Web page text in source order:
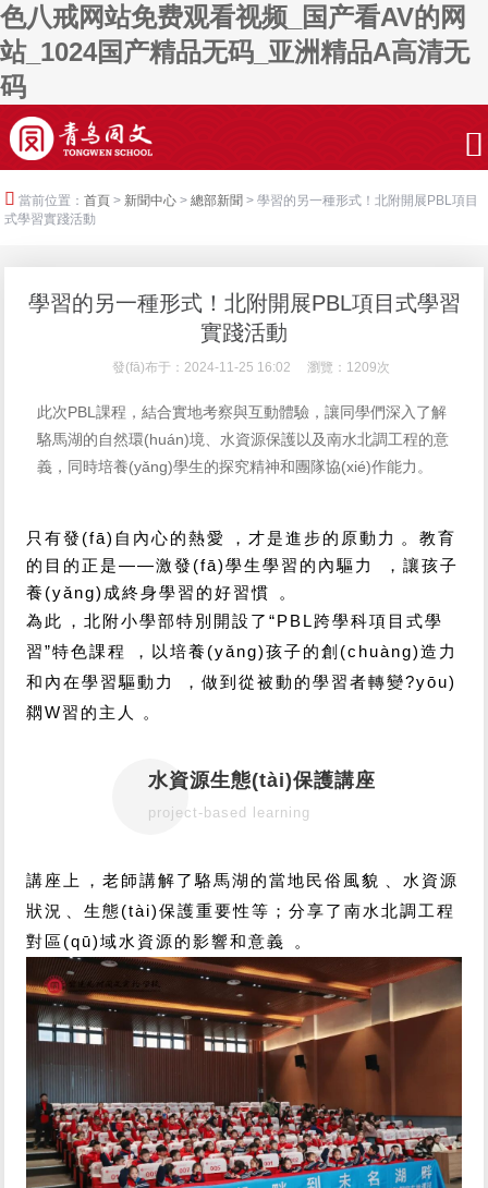
色八戒网站免费观看视频_国产看AV的网
站_1024国产精品无码_亚洲精品A高清无
码
當前位置：首頁 > 新聞中心 >總部新聞 > 學習的另一種形式！北附開展PBL項目
式學習實踐活動
學習的另一種形式！北附開展PBL項目式學習
實踐活動
發(fā)布于：2024-11-25 16:02 瀏覽：1209次
此次PBL課程，結合實地考察與互動體驗，讓同學們深入了解
駱馬湖的自然環(huán)境、水資源保護以及南水北調工程的意
義，同時培養(yǎng)學生的探究精神和團隊協(xié)作能力。
只有發(fā)自內心的熱愛，才是進步的原動力。教育
的目的正是——激發(fā)學生學習的內驅力，讓孩子
養(yǎng)成終身學習的好習慣。
為此，北附小學部特別開設了“PBL跨學科項目式學
習”特色課程，以培養(yǎng)孩子的創(chuàng)造力
和內在學習驅動力，做到從被動的學習者轉變?yōu)
閷W習的主人。
水資源生態(tài)保護講座
project-based learning
講座上，老師講解了駱馬湖的當地民俗風貌、水資源
狀況、生態(tài)保護重要性等；分享了南水北調工程
對區(qū)域水資源的影響和意義。